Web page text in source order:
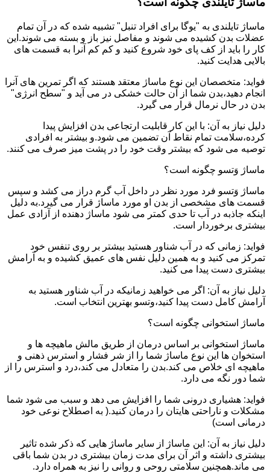
ماساژ تایلندی به "یوگا برای افراد تنبل" تشبیه شده که در آن تمام
عضلات بدن کشیده می شوند و مفاصل نیز باز و بسته می شوند.این
کار را باید از کف پای خود شروع کنید و کم کم آنرا به قسمت های
بالایی هدایت کنید.
فواید: متخصصان این نوع ماساژ معتقد هستند که اگر تمرین های آنرا
انجام دهید،بدن شما از آن حالت خشکی در می آید و "سطح انرژی"
بدن در حال نرمال قرار می گیرد.
دلیل نیاز به آن: با این کار قابلیت ارتجاعی بدن افزایش پیدا
کرده،سلامت تمام نقاط آن تضمین می شود.و بیشتر به افرادی
توصیه می شود که بیشتر وقت خود را در پشت میز صرف می کنند.
ماساژ وَتسو چگونه است؟
ماساژ وَتسو فرد مورد نظر در داخل آب گرم دراز می کشد و سپس
قسمت های مشخصی از بدن او مورد ماساژ قرار می گیرد.به دلیل
اینکه جاذبه در آب تا حدی کمتر می شود ماساژ دهنده از آزادی عمل
بیشتری برخوردار است.
فواید: زمانی که در آب شناور هستید بیشتر بر روی تنفس خود
تمرکز می کنید و به همین دلیل نفس های عمیق کشیده و به آرامش
بیشتری دست پیدا می کنید.
دلیل نیاز به آن: اگر می خواهید زمانیکه در آب شناور هستید به
آرامش کامل دست پیدا کنید،وتسو بهترین انتخاب است.
ماساژ استخوانی چگونه است؟
ماساژ استخوانی بر اساس درمان از طریق مالش ماهیچه ها و
استخوان ها این نوع ماساژ شما را از شر فشار و استرس ذهنی و
ماهیچه ای خلاص می کند.بدن را متعادل می کند،درد و استرس را از
شما دور نگه می دارد.
فواید: هشیاری درونی شما را افزایش می دهد و سبب می شود شما
مشکلات و ناراحتی هایتان را درمان کنید.( به اصطلاح نوعی خود
درمانی است)
دلیل نیاز به آن: این ماساژ از سایر ماساژ هایی که ذکر شده تاثیر
بیشتری داشته و اثر آن برای مدت زمان بیشتری در بدن شما باقی
می ماند.همچنین سلامتی روحی و روانی را نیز به همراه دارد.